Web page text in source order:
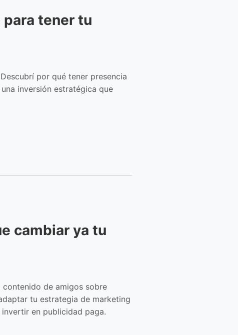
tener tu
por qué tener presencia
inversión estratégica que
cambiar ya tu
de amigos sobre
tu estrategia de marketing
en publicidad paga.